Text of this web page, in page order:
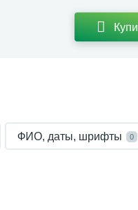
ФИО, даты, шрифты 0